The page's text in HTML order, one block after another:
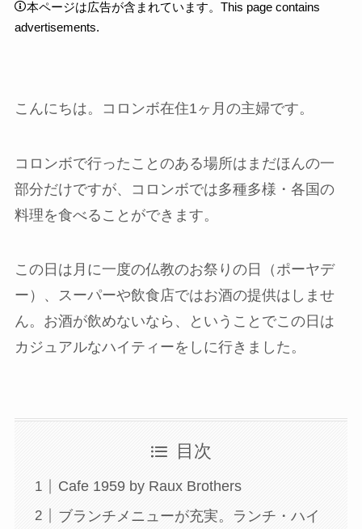
本ページは広告が含まれています。This page contains
advertisements.
こんにちは。コロンボ在住1ヶ月の主婦です。
コロンボで行ったことのある場所はまだほんの一
部分だけですが、コロンボでは多種多様・各国の
料理を食べることができます。
この日は月に一度の仏教のお祭りの日（ポーヤデ
ー）、スーパーや飲食店ではお酒の提供はしませ
ん。お酒が飲めないなら、ということでこの日は
カジュアルなハイティーをしに行きました。
目次
Cafe 1959 by Raux Brothers
ブランチメニューが充実。ランチ・ハイ